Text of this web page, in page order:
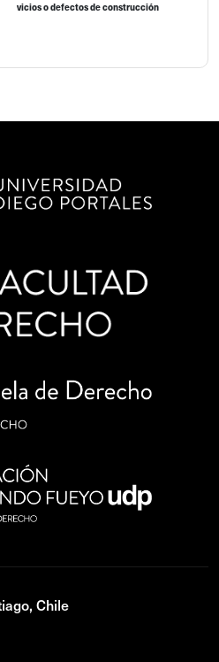
vicios o defectos de construcción
Chile